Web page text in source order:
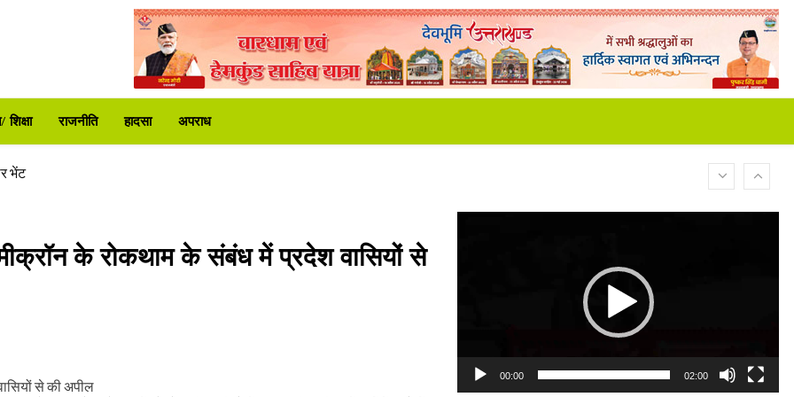
राजनीति हादसा अपराध
उद्यान
की वित्तीय स्वीकृति
शुरू
भेंट
कड़ी चेतावनी
शुरू
के रोकथाम के संबंध में प्रदेश वासियों से
से की अपील
00:00 02:00